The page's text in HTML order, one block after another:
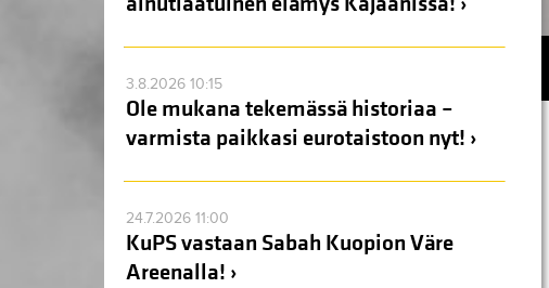
3.8.2026 10:15
Ole mukana tekemässä historiaa –
varmista paikkasi eurotaistoon nyt! ›
24.7.2026 11:00
KuPS vastaan Sabah Kuopion Väre
Areenalla! ›